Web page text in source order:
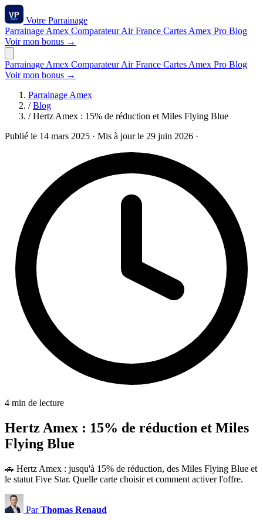
Votre Parrainage
Parrainage Amex ComparateurAir France Cartes Amex Pro Blog
Voir mon bonus →
Parrainage Amex ComparateurAir France Cartes Amex Pro Blog
Voir mon bonus →
Parrainage Amex
/ Blog
/ Hertz Amex : 15% de réduction et Miles Flying Blue
Publié le 14 mars 2025 · Mis à jour le 29 juin 2026 ·
4 min de lecture
Hertz Amex : 15% de réduction et Miles
Flying Blue
🚗 Hertz Amex : jusqu'à 15% de réduction, des Miles Flying Blue et
le statut Five Star. Quelle carte choisir et comment activer l'offre.
ParThomas Renaud